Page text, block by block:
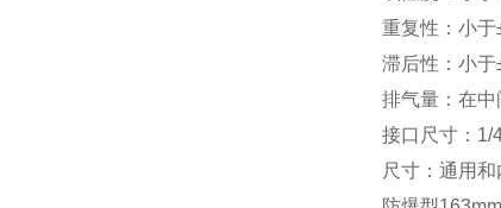
重复性：小于
滞后性：小于
排气量：在中
接口尺寸：1/
尺寸：通用